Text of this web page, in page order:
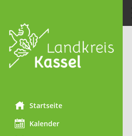
Startseite
Kalender